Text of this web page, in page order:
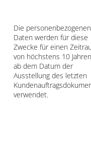
Die personenbezogenen
Daten werden für diese
Zwecke für einen
von höchstens 10 Jahren
ab dem Datum der
Ausstellung des letzten
verwendet.